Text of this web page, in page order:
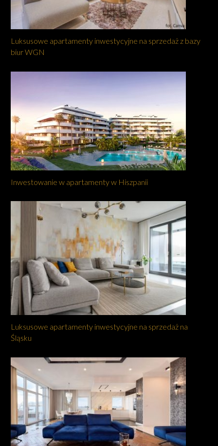
Luksusowe apartamenty inwestycyjne na sprzedaż z bazy
biur WGN
Inwestowanie w apartamenty w Hiszpanii
Luksusowe apartamenty inwestycyjne na sprzedaż na
Śląsku